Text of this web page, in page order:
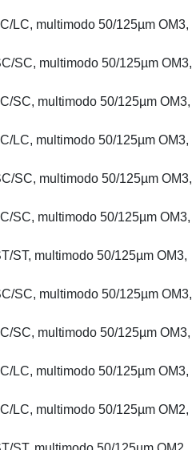
LC, multimodo 50/125µm OM3,
SC, multimodo 50/125µm OM3,
SC, multimodo 50/125µm OM3,
LC, multimodo 50/125µm OM3,
SC, multimodo 50/125µm OM3,
SC, multimodo 50/125µm OM3,
ST, multimodo 50/125µm OM3,
SC, multimodo 50/125µm OM3,
SC, multimodo 50/125µm OM3,
LC, multimodo 50/125µm OM3,
LC, multimodo 50/125µm OM2,